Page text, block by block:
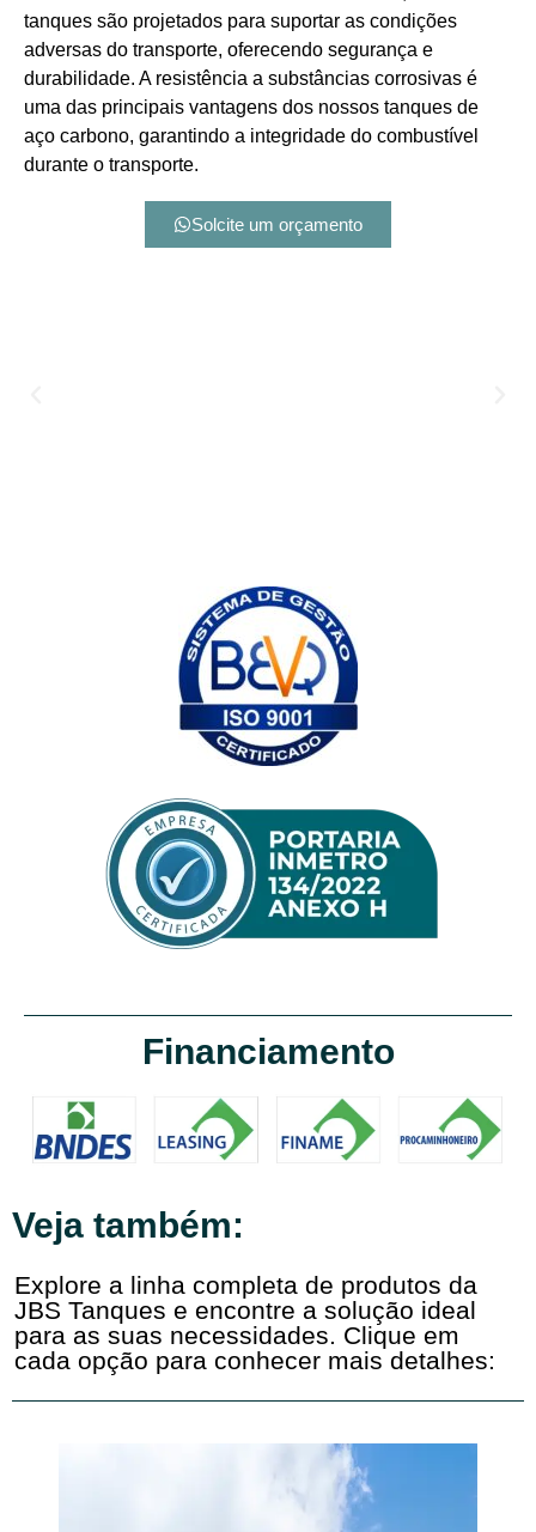
tanques são projetados para suportar as condições
adversas do transporte, oferecendo segurança e
durabilidade. A resistência a substâncias corrosivas é
uma das principais vantagens dos nossos tanques de
aço carbono, garantindo a integridade do combustível
durante o transporte.
Solcite um orçamento
Financiamento
Veja também:
Explore a linha completa de produtos da
JBS Tanques e encontre a solução ideal
para as suas necessidades. Clique em
cada opção para conhecer mais detalhes: